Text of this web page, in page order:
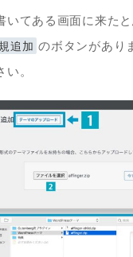
いてある画面に来た
追加 のボタンがあり
。